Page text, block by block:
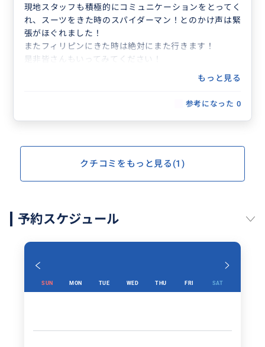
現地スタッフも積極的にコミュニケーションをとってく
れ、スーツをきた時のスパイダーマン！とのかけ声は緊
張がほぐれました！
またフィリピンにきた時は絶対にまた行きます！
是非皆さんもいってみてください！
もっと見る
参考になった 0
クチコミをもっと見る(1)
予約スケジュール
SUN MON TUE WED THU FRI SAT